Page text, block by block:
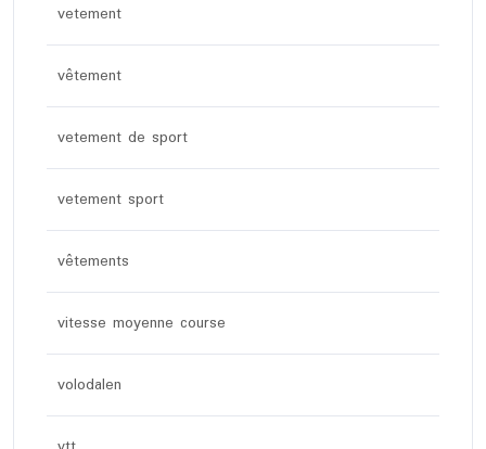
vetement
vêtement
vetement de sport
vetement sport
vêtements
vitesse moyenne course
volodalen